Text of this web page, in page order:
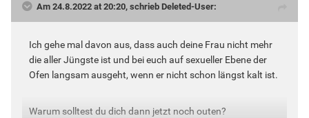
Am 24.8.2022 at 20:20, schrieb Deleted-User:
Ich gehe mal davon aus, dass auch deine Frau nicht mehr
die aller Jüngste ist und bei euch auf sexueller Ebene der
Ofen langsam ausgeht, wenn er nicht schon längst kalt ist.
Warum solltest du dich dann jetzt noch outen?